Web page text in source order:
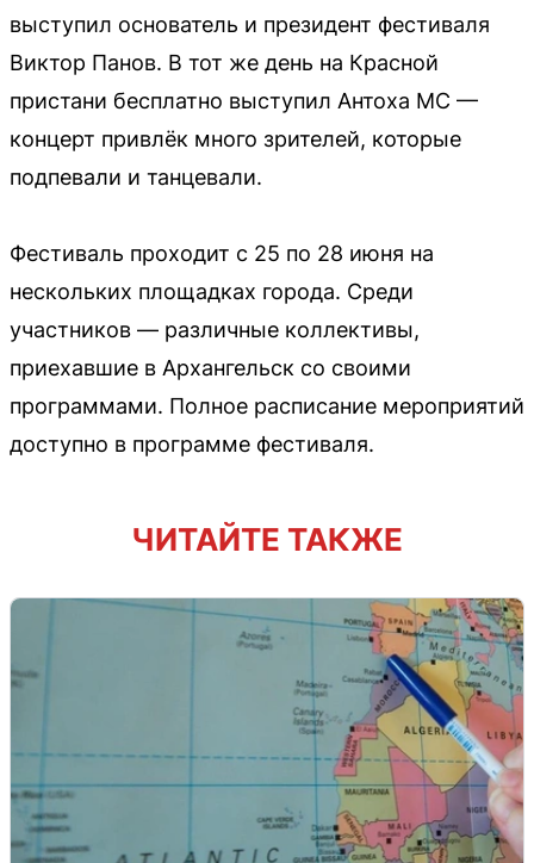
выступил основатель и президент фестиваля
Виктор Панов. В тот же день на Красной
пристани бесплатно выступил Антоха МС —
концерт привлёк много зрителей, которые
подпевали и танцевали.
Фестиваль проходит с 25 по 28 июня на
нескольких площадках города. Среди
участников — различные коллективы,
приехавшие в Архангельск со своими
программами. Полное расписание мероприятий
доступно в программе фестиваля.
ЧИТАЙТЕ ТАКЖЕ